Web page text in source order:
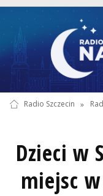
Radio Szczecin »
Dzieci w
miejsc